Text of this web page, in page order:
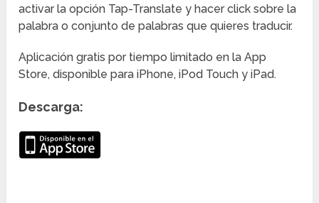
activar la opción Tap-Translate y hacer click sobre la
palabra o conjunto de palabras que quieres traducir.
Aplicación gratis por tiempo limitado en la App
Store, disponible para iPhone, iPod Touch y iPad.
Descarga: